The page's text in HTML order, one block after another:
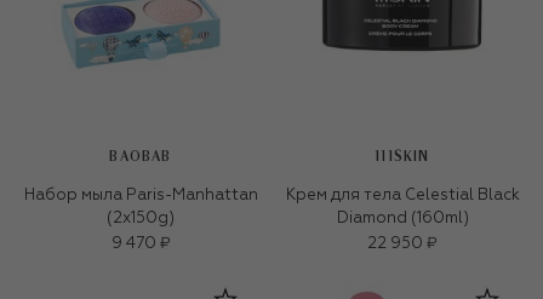
BAOBAB
Набор мыла Paris-Manhattan
(2х150g)
9 470 ₽
111SKIN
Крем для тела Celestial Black
Diamond (160ml)
22 950 ₽